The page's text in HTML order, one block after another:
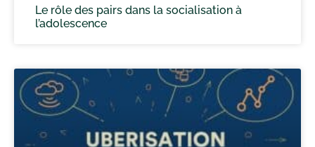
Le rôle des pairs dans la socialisation à
l’adolescence